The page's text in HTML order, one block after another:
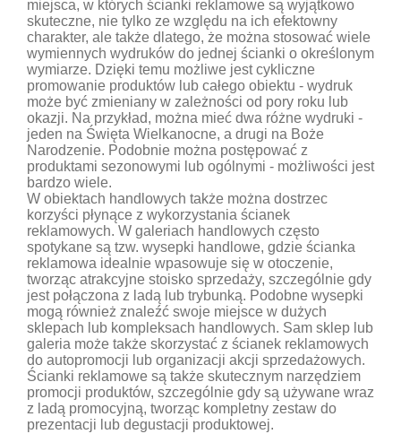
miejsca, w których ścianki reklamowe są wyjątkowo
skuteczne, nie tylko ze względu na ich efektowny
charakter, ale także dlatego, że można stosować wiele
wymiennych wydruków do jednej ścianki o określonym
wymiarze. Dzięki temu możliwe jest cykliczne
promowanie produktów lub całego obiektu - wydruk
może być zmieniany w zależności od pory roku lub
okazji. Na przykład, można mieć dwa różne wydruki -
jeden na Święta Wielkanocne, a drugi na Boże
Narodzenie. Podobnie można postępować z
produktami sezonowymi lub ogólnymi - możliwości jest
bardzo wiele.
W obiektach handlowych także można dostrzec
korzyści płynące z wykorzystania ścianek
reklamowych. W galeriach handlowych często
spotykane są tzw. wysepki handlowe, gdzie ścianka
reklamowa idealnie wpasowuje się w otoczenie,
tworząc atrakcyjne stoisko sprzedaży, szczególnie gdy
jest połączona z ladą lub trybunką. Podobne wysepki
mogą również znaleźć swoje miejsce w dużych
sklepach lub kompleksach handlowych. Sam sklep lub
galeria może także skorzystać z ścianek reklamowych
do autopromocji lub organizacji akcji sprzedażowych.
Ścianki reklamowe są także skutecznym narzędziem
promocji produktów, szczególnie gdy są używane wraz
z ladą promocyjną, tworząc kompletny zestaw do
prezentacji lub degustacji produktowej.